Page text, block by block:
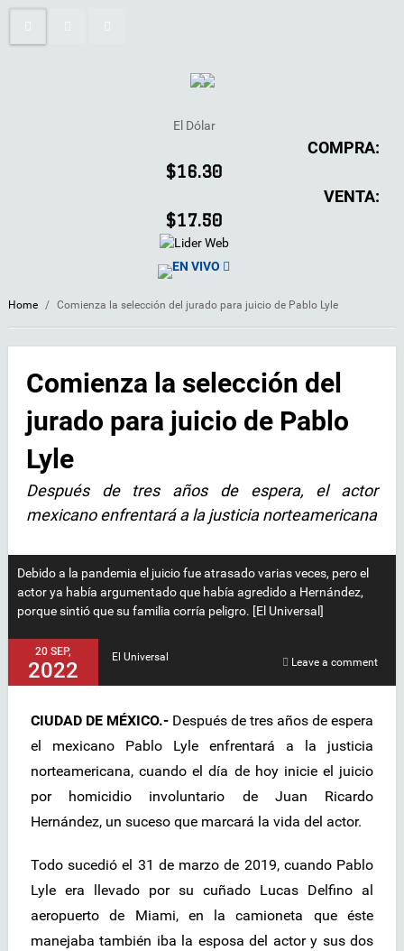
El Dólar
COMPRA:
$16.30
VENTA:
$17.50
EN VIVO
Home / Comienza la selección del jurado para juicio de Pablo Lyle
Comienza la selección del
jurado para juicio de Pablo
Lyle
Después de tres años de espera, el actor
mexicano enfrentará a la justicia norteamericana
Debido a la pandemia el juicio fue atrasado varias veces, pero el
actor ya había argumentado que había agredido a Hernández,
porque sintió que su familia corría peligro. [El Universal]
20 SEP,
2022
El Universal Leave a comment
CIUDAD DE MÉXICO.- Después de tres años de espera
el mexicano Pablo Lyle enfrentará a la justicia
norteamericana, cuando el día de hoy inicie el juicio
por homicidio involuntario de Juan Ricardo
Hernández, un suceso que marcará la vida del actor.
Todo sucedió el 31 de marzo de 2019, cuando Pablo
Lyle era llevado por su cuñado Lucas Delfino al
aeropuerto de Miami, en la camioneta que éste
manejaba también iba la esposa del actor y sus dos